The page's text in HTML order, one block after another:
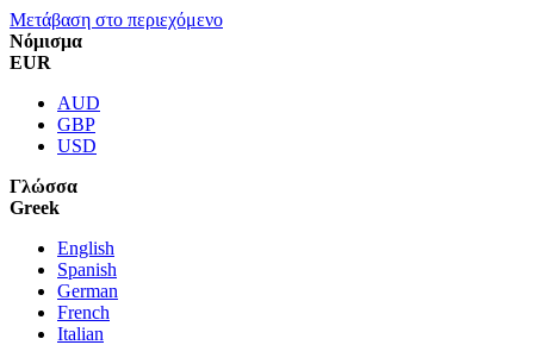
Μετάβαση στο περιεχόμενο
Νόμισμα
EUR
AUD
GBP
USD
Γλώσσα
Greek
English
Spanish
German
French
Italian